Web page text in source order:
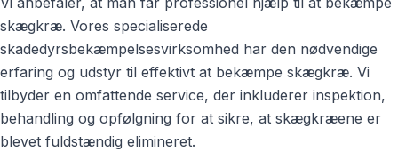
skægkræ. Vores specialiserede
skadedyrsbekæmpelsesvirksomhed har den nødvendige
erfaring og udstyr til effektivt at bekæmpe skægkræ. Vi
tilbyder en omfattende service, der inkluderer inspektion,
behandling og opfølgning for at sikre, at skægkræene er
blevet fuldstændig elimineret.